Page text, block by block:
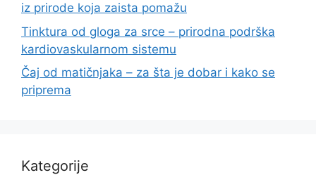
iz prirode koja zaista pomažu
Tinktura od gloga za srce – prirodna podrška
kardiovaskularnom sistemu
Čaj od matičnjaka – za šta je dobar i kako se
priprema
Kategorije